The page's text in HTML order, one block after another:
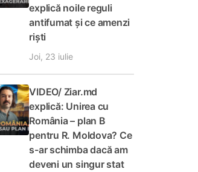
explică noile reguli
antifumat și ce amenzi
riști
Joi, 23 iulie
VIDEO/ Ziar.md
explică: Unirea cu
România – plan B
pentru R. Moldova? Ce
s-ar schimba dacă am
deveni un singur stat